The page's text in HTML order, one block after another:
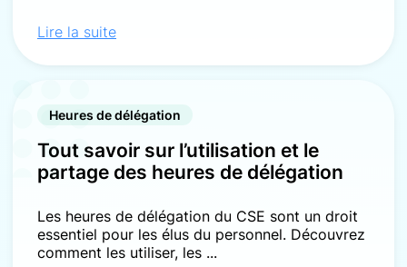
Lire la suite
Heures de délégation
Tout savoir sur l’utilisation et le
partage des heures de délégation
Les heures de délégation du CSE sont un droit
essentiel pour les élus du personnel. Découvrez
comment les utiliser, les ...